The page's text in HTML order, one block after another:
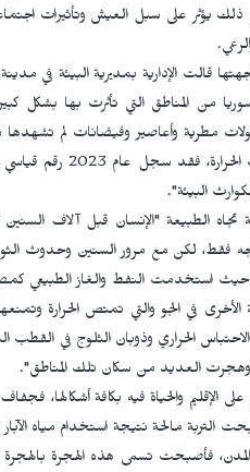
كل ذلك يؤثر على سبل العيش وتأثيرات
قالت الإدارية بمديرية البيئة في
من المناطق التي تأثرت بها بشكل
مطرية وأعاصير وفيضانات لم
أخرى تحولت مناطق رطبة وغابات إلى صحراء
تجاه الطبيعة "الإنسان قبل آلاف
فقط، لكن مع مرور السنين وحدوث
حيث استخدمت النفط والغاز الطبيعي
الأخرى في الجو والتي تمتص الحرارة
الحراري وذوبان الثلوج في القطب
وهجرت العديد من سكان تلك المناطق".
الإقليم والحياة فيه بكافة أشكالها،
التربة مالحة نتيجة استخدام مياه الآبار
فأصبحت تسمى هذه الهجرة بالهجرة